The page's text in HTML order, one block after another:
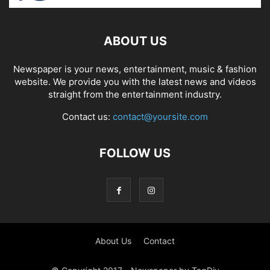
ABOUT US
Newspaper is your news, entertainment, music & fashion
website. We provide you with the latest news and videos
straight from the entertainment industry.
Contact us: contact@yoursite.com
FOLLOW US
About Us Contact